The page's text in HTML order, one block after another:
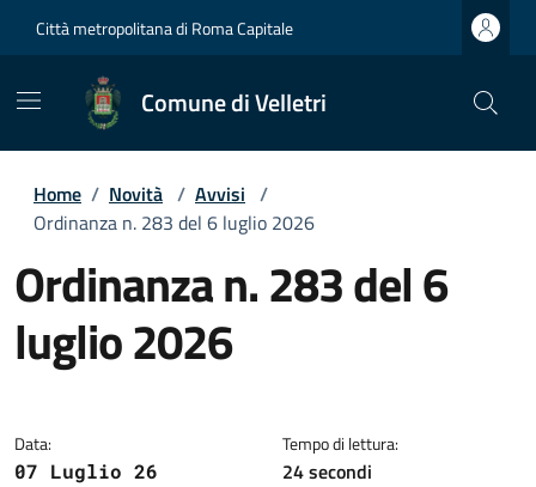
Città metropolitana di Roma Capitale
Comune di Velletri
Home / Novità / Avvisi /
Ordinanza n. 283 del 6 luglio 2026
Ordinanza n. 283 del 6
luglio 2026
Data:
07 Luglio 26
Tempo di lettura:
24 secondi